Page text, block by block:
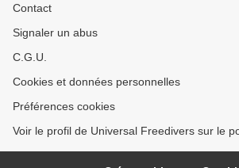
Contact
Signaler un abus
C.G.U.
Cookies et données personnelles
Préférences cookies
Voir le profil de Universal Freedivers sur le